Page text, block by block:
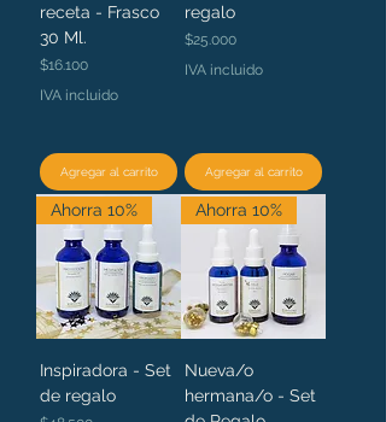
receta - Frasco
30 Ml.
Precio
$16.100
IVA incluido
Agregar al carrito
regalo
Precio
$25.000
IVA incluido
Agregar al carrito
Ahorra 10%
Inspiradora - Set
de regalo
Ahorra 10%
Nueva/o
hermana/o - Set